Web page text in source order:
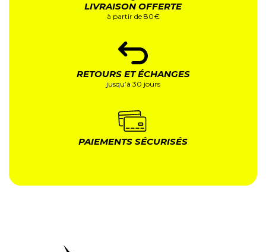
LIVRAISON OFFERTE
à partir de 80€
RETOURS ET ÉCHANGES
jusqu’à 30 jours
PAIEMENTS SÉCURISÉS